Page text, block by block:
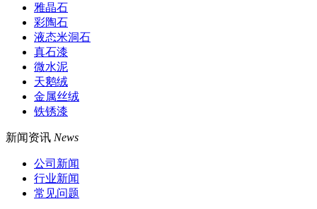
雅晶石
彩陶石
液态米洞石
真石漆
微水泥
天鹅绒
金属丝绒
铁锈漆
新闻资讯 News
公司新闻
行业新闻
常见问题